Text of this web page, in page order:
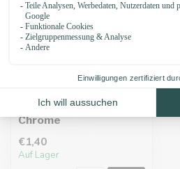
O-ringe 25 X 4MM Neo-
Chrome
€1,40
Auf Lager